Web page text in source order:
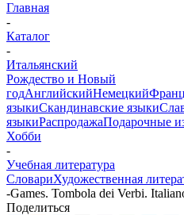
Главная
-
Каталог
-
Итальянский
Рождество и Новый
годАнглийскийНемецкий
языкиСкандинавские языки
языкиРаспродажаПодарочные
Хобби
-
Учебная литература
СловариХудожественная
-Games. Tombola dei Verbi.
Поделиться